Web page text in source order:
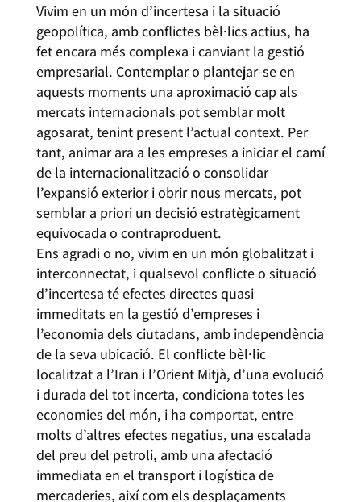
Vivim en un món d’incertesa i la situació
geopolítica, amb conflictes bèl·lics actius, ha
fet encara més complexa i canviant la gestió
empresarial. Contemplar o plantejar-se en
aquests moments una aproximació cap als
mercats internacionals pot semblar molt
agosarat, tenint present l’actual context. Per
tant, animar ara a les empreses a iniciar el camí
de la internacionalització o consolidar
l’expansió exterior i obrir nous mercats, pot
semblar a priori un decisió estratègicament
equivocada o contraproduent.
Ens agradi o no, vivim en un món globalitzat i
interconnectat, i qualsevol conflicte o situació
d’incertesa té efectes directes quasi
immeditats en la gestió d’empreses i
l’economia dels ciutadans, amb independència
de la seva ubicació. El conflicte bèl·lic
localitzat a l’Iran i l’Orient Mitjà, d’una evolució
i durada del tot incerta, condiciona totes les
economies del món, i ha comportat, entre
molts d’altres efectes negatius, una escalada
del preu del petroli, amb una afectació
immediata en el transport i logística de
mercaderies, així com els desplaçaments